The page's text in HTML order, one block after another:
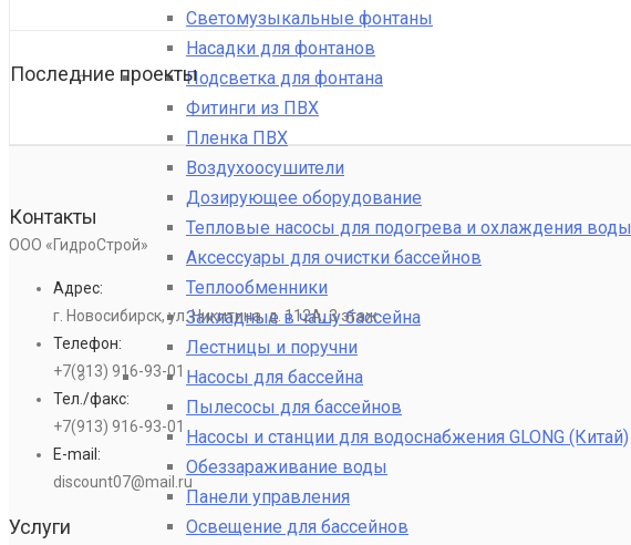
Светомузыкальные фонтаны
Насадки для фонтанов
Подсветка для фонтана
Фитинги из ПВХ
Пленка ПВХ
Воздухоосушители
Дозирующее оборудование
Тепловые насосы для подогрева и охлаждения воды
Аксессуары для очистки бассейнов
Теплообменники
Закладные в чашу бассейна
Лестницы и поручни
Насосы для бассейна
Пылесосы для бассейнов
Насосы и станции для водоснабжения GLONG (Китай)
Обеззараживание воды
Панели управления
Освещение для бассейнов
Последние проекты
Контакты
ООО «ГидроСтрой»
Адрес:
г. Новосибирск, ул. Никитина, д. 112А, 3 этаж
Телефон:
+7(913) 916-93-01
Тел./факс:
+7(913) 916-93-01
E-mail:
discount07@mail.ru
Услуги